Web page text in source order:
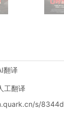
翻译
工翻译
s/